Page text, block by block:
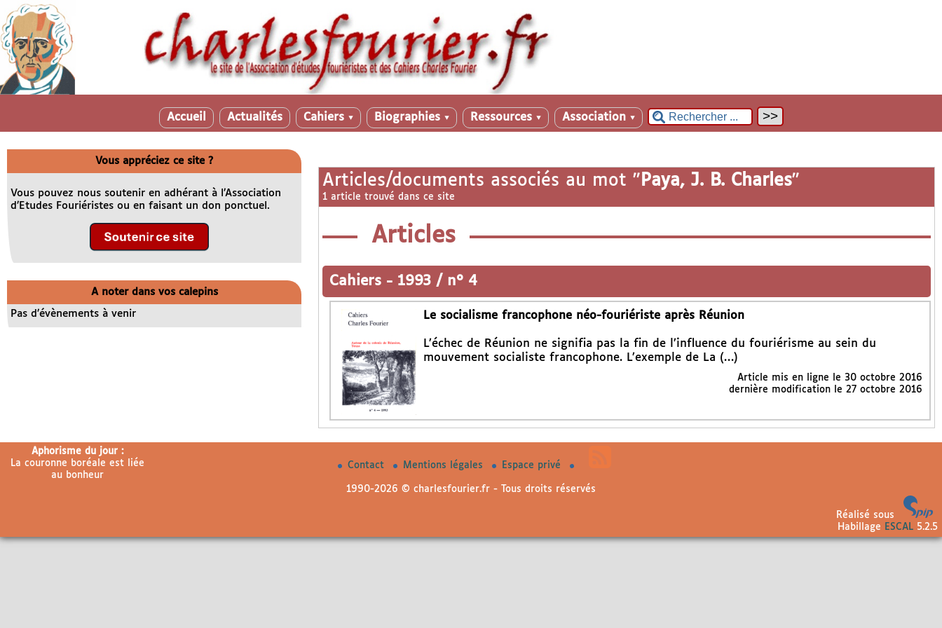
Accueil Actualités Cahiers ▼ Biographies ▼ Ressources ▼ Association ▼
Articles/documents associés au mot " Paya, J. B. Charles"
1 article trouvé dans ce site
Articles
Cahiers - 1993 / n° 4
Le socialisme francophone néo-fouriériste après Réunion
L’échec de Réunion ne signifia pas la fin de l’influence du fouriérisme au sein du
mouvement socialiste francophone. L’exemple de La (…)
Article mis en ligne le 30 octobre 2016
dernière modification le 27 octobre 2016
Vous appréciez ce site ?
Vous pouvez nous soutenir en adhérant à l’Association
d’Etudes Fouriéristes ou en faisant un don ponctuel.
A noter dans vos calepins
Pas d’évènements à venir
Aphorisme du jour :
La couronne boréale est liée
au bonheur
Contact Mentions légales Espace privé
1990-2026 © charlesfourier.fr - Tous droits réservés
Réalisé sous
Habillage
ESCAL5.2.5